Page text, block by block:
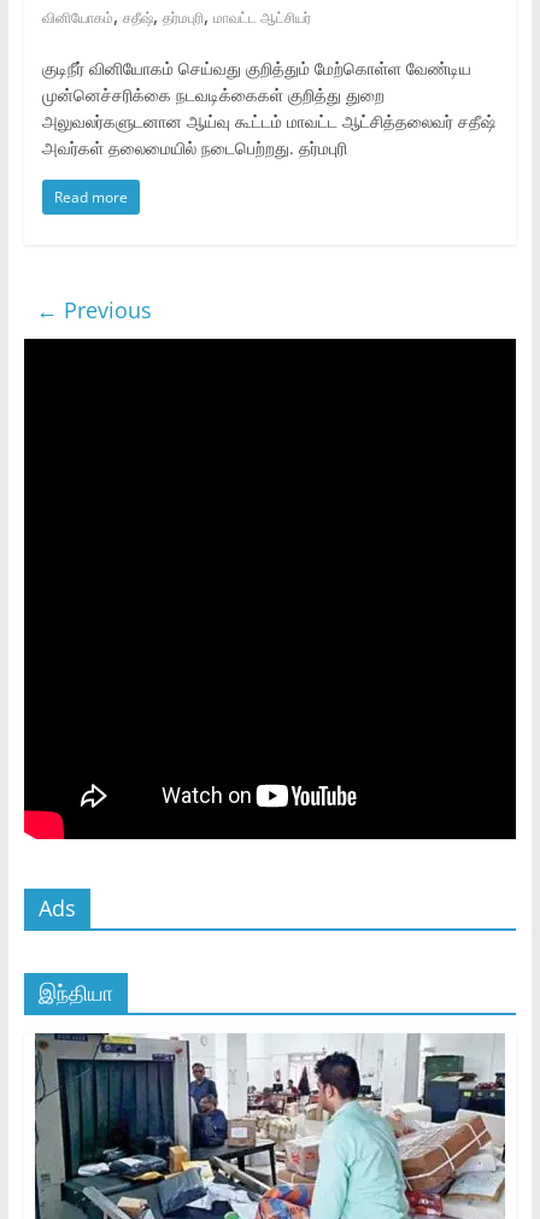
வினியோகம், சதீஷ், தர்மபுரி, மாவட்ட ஆட்சியர்
குடிநீர் வினியோகம் செய்வது குறித்தும் மேற்கொள்ள வேண்டிய
முன்னெச்சரிக்கை நடவடிக்கைகள் குறித்து துறை
அலுவலர்களுடனான ஆய்வு கூட்டம் மாவட்ட ஆட்சித்தலைவர் சதீஷ்
அவர்கள் தலைமையில் நடைபெற்றது. தர்மபுரி
Read more
← Previous
Ads
இந்தியா